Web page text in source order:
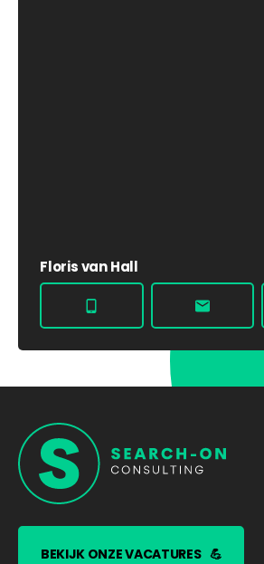
Floris van Hall
BEKIJK ONZE VACATURES 💪